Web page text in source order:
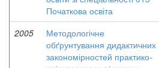
Початкова освіта
2005
Методологічне
обґрунтування дидактичних
закономірностей практико-